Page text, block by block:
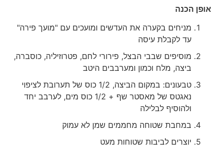
אופן הכנה
מניחים בקערה את העדשים ומועכים עם "מועך פירה"
עד לקבלת עיסה
מוסיפים שבבי הבצל, פירורי לחם, פטרוזיליה, כוסברה,
ביצה, מלח וכמון ומערבבים היטב
טבעונים: במקום הביצה, 1/2 כוס של תערובת לציפוי
נאגטס של מאסטר שף + 1/2 כוס מים, לערבב יחד
ולהוסיף לבלילה
במחבת שטוחה מחממים שמן לא עמוק
יוצרים לביבות שטוחות מעט